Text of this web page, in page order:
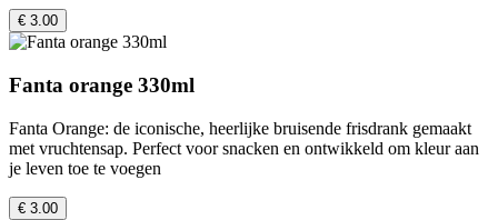
€ 3.00
Fanta orange 330ml
Fanta Orange: de iconische, heerlijke bruisende frisdrank gemaakt
met vruchtensap. Perfect voor snacken en ontwikkeld om kleur aan
je leven toe te voegen
€ 3.00